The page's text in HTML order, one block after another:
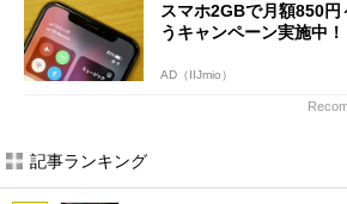
スマホ2GBで月額850
うキャンペーン実施中！
AD（IIJmio）
記事ランキング